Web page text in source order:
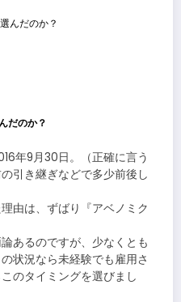
んだのか？
だのか？
年9月30日。（正確に言う
引き継ぎなどで多少前後し
由は、ずばり『アベノミク
あるのですが、少なくとも
状況なら未経験でも雇用さ
のタイミングを選びまし